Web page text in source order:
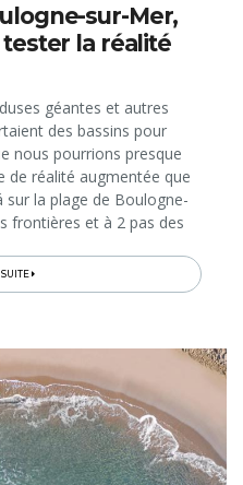
sur-Mer,
tester la réalité
géantes et autres
des bassins pour
nous pourrions presque
de réalité augmentée que
la plage de Boulogne-
frontières et à 2 pas des
SUITE